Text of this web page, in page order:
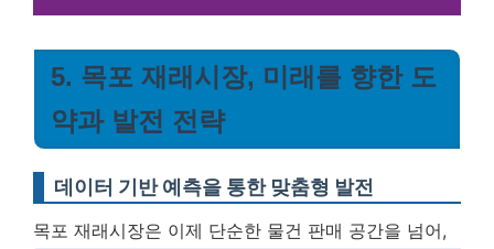
5. 목포 재래시장, 미래를 향한 도
약과 발전 전략
데이터 기반 예측을 통한 맞춤형 발전
목포 재래시장은 이제 단순한 물건 판매 공간을 넘어,